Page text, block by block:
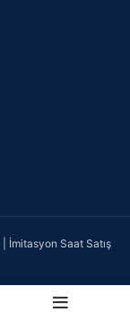
| İmitasyon Saat Satış